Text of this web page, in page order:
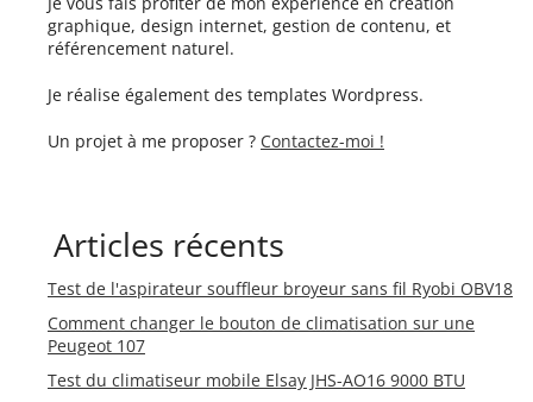
graphique, design internet, gestion de contenu, et
référencement naturel.
Je réalise également des templates Wordpress.
Un projet à me proposer ? Contactez-moi !
Articles récents
Test de l'aspirateur souffleur broyeur sans fil Ryobi OBV18
Comment changer le bouton de climatisation sur une
Peugeot 107
Test du climatiseur mobile Elsay JHS-AO16 9000 BTU